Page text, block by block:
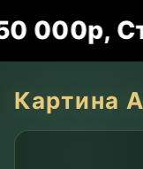
Картина